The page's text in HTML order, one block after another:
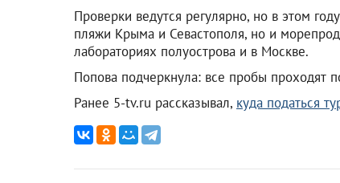
Проверки ведутся регулярно, но в этом
пляжи Крыма и Севастополя, но и
лабораториях полуострова и в Москве.
Попова подчеркнула: все пробы проходят
Ранее 5-tv.ru рассказывал, куда податься